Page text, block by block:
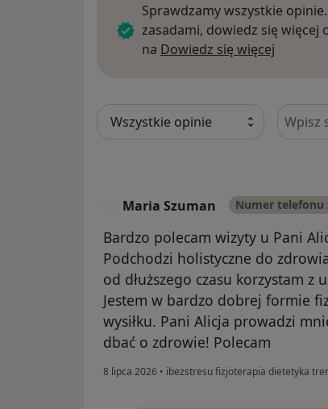
Sprawdzamy wszystkie
zasadami, dowiedz się więcej
na Dowiedz się więcej
Szukaj
Maria Szuman Numer
Bardzo polecam wizyty u Pani
Podchodzi holistyczne do
od dłuższego czasu korzystam z
Jestem w bardzo dobrej formie
wysiłku. Pani Alicja prowadzi
dbać o zdrowie! Polecam
8 lipca 2026 • ibezstresu fizjoterapia dietetyka